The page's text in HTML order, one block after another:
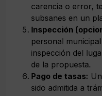
carencia o error,
subsanes en un
Inspección
personal
inspección del
de la propuesta.
Pago de tasas:
sido admitida a